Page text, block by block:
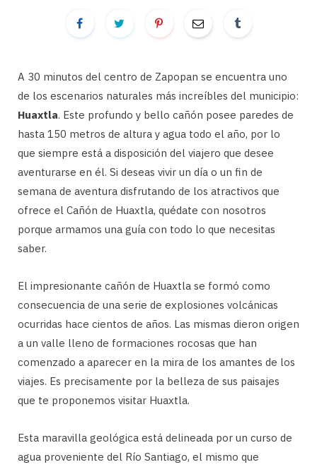
A 30 minutos del centro de Zapopan se encuentra uno
de los escenarios naturales más increíbles del municipio:
Huaxtla. Este profundo y bello cañón posee paredes de
hasta 150 metros de altura y agua todo el año, por lo
que siempre está a disposición del viajero que desee
aventurarse en él. Si deseas vivir un día o un fin de
semana de aventura disfrutando de los atractivos que
ofrece el Cañón de Huaxtla, quédate con nosotros
porque armamos una guía con todo lo que necesitas
saber.
El impresionante cañón de Huaxtla se formó como
consecuencia de una serie de explosiones volcánicas
ocurridas hace cientos de años. Las mismas dieron origen
a un valle lleno de formaciones rocosas que han
comenzado a aparecer en la mira de los amantes de los
viajes. Es precisamente por la belleza de sus paisajes
que te proponemos visitar Huaxtla.
Esta maravilla geológica está delineada por un curso de
agua proveniente del Río Santiago, el mismo que